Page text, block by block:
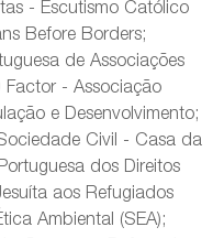
- Escutismo Católico
Before Borders;
de Associações
Factor - Associação
e Desenvolvimento;
Civil - Casa da
dos Direitos
aos Refugiados
Ambiental (SEA);